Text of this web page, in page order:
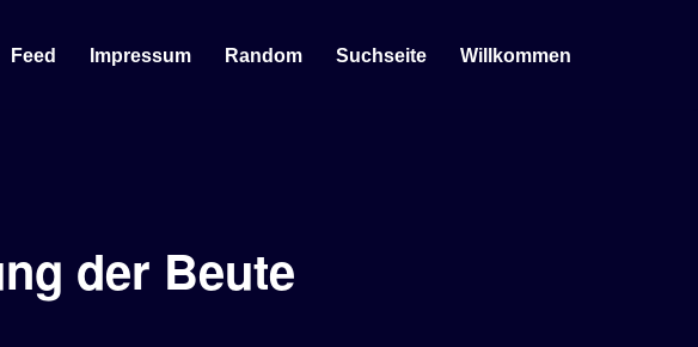
Feed Impressum Random Suchseite Willkommen
der Beute